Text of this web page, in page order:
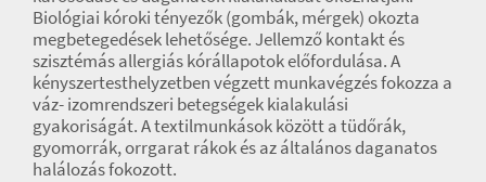
Biológiai kóroki tényezők (gombák, mérgek) okozta
megbetegedések lehetősége. Jellemző kontakt és
szisztémás allergiás kórállapotok előfordulása. A
kényszertesthelyzetben végzett munkavégzés fokozza a
váz- izomrendszeri betegségek kialakulási
gyakoriságát. A textilmunkások között a tüdőrák,
gyomorrák, orrgarat rákok és az általános daganatos
halálozás fokozott.